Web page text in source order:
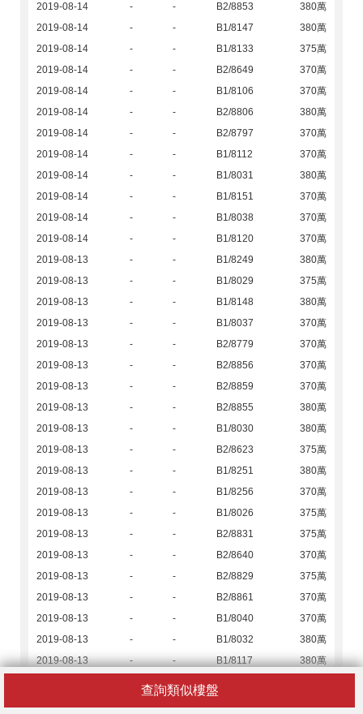
查詢類似樓盤
2019-08-14
- - B2/8853
380萬
2019-08-14
- - B1/8147
380萬
2019-08-14
- - B1/8133
375萬
2019-08-14
- - B2/8649
370萬
2019-08-14
- - B1/8106
370萬
2019-08-14
- - B2/8806
380萬
2019-08-14
- - B2/8797
370萬
2019-08-14
- - B1/8112
370萬
2019-08-14
- - B1/8031
380萬
2019-08-14
- - B1/8151
370萬
2019-08-14
- - B1/8038
370萬
2019-08-14
- - B1/8120
370萬
2019-08-13
- - B1/8249
380萬
2019-08-13
- - B1/8029
375萬
2019-08-13
- - B1/8148
380萬
2019-08-13
- - B1/8037
370萬
2019-08-13
- - B2/8779
370萬
2019-08-13
- - B2/8856
370萬
2019-08-13
- - B2/8859
370萬
2019-08-13
- - B2/8855
380萬
2019-08-13
- - B1/8030
380萬
2019-08-13
- - B2/8623
375萬
2019-08-13
- - B1/8251
380萬
2019-08-13
- - B1/8256
370萬
2019-08-13
- - B1/8026
375萬
2019-08-13
- - B2/8831
375萬
2019-08-13
- - B2/8640
370萬
2019-08-13
- - B2/8829
375萬
2019-08-13
- - B2/8861
370萬
2019-08-13
- - B1/8040
370萬
2019-08-13
- - B1/8032
380萬
2019-08-13
- - B1/8117
380萬
B1/8110